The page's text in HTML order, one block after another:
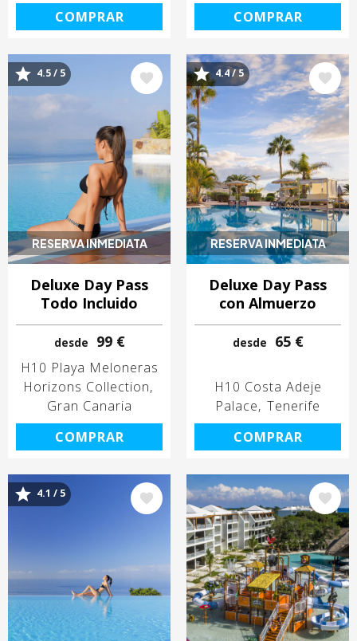
COMPRAR
COMPRAR
RESERVA INMEDIATA
Image
4.5 / 5
Deluxe Day Pass
Todo Incluido
desde 99 €
H10 Playa Meloneras
Horizons Collection
Gran Canaria
COMPRAR
RESERVA INMEDIATA
Image
4.4 / 5
Deluxe Day Pass
con Almuerzo
desde 65 €
H10 Costa Adeje
Palace Tenerife
COMPRAR
Image
4.1 / 5 Image